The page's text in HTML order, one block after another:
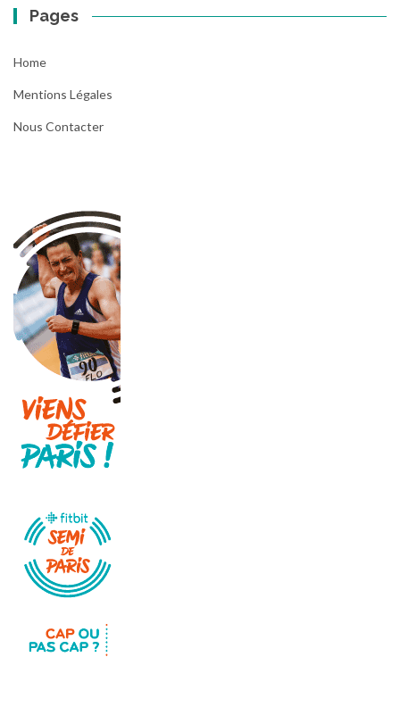
Pages
Home
Mentions Légales
Nous Contacter